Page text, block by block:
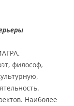
философ,
Наиболее